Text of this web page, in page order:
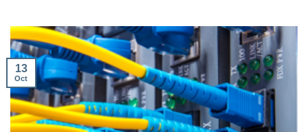
13
Oct